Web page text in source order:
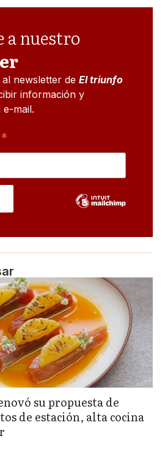
a nuestro
newsletter de El triunfo
información y
e-mail.
*
su propuesta de
de estación, alta cocina